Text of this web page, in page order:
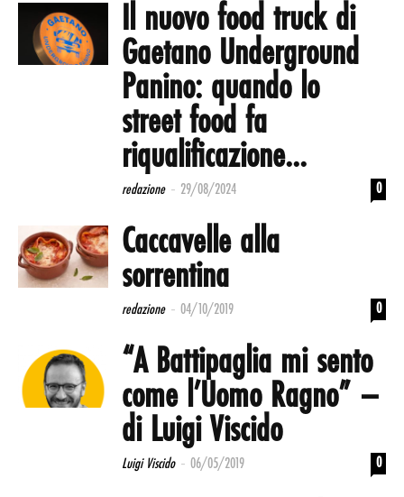
Il nuovo food truck di
Gaetano Underground
Panino: quando lo
street food fa
riqualificazione...
redazione - 29/08/2024 0
Caccavelle alla
sorrentina
redazione - 04/10/2019 0
“A Battipaglia mi sento
come l’Uomo Ragno” –
di Luigi Viscido
Luigi Viscido - 06/05/2019 0